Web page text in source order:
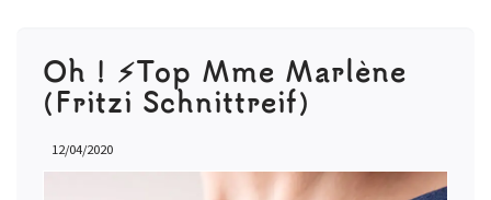
Oh ! ⚡️Top Mme Marlène
(Fritzi Schnittreif)
12/04/2020